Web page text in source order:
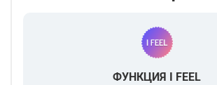
ФУНКЦИЯ I FEEL